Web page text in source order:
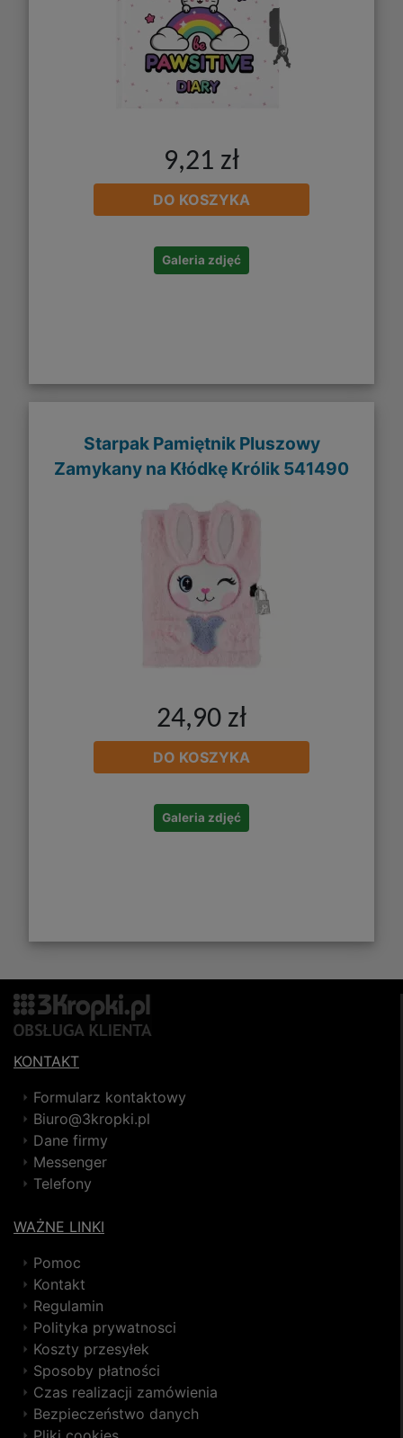
9,21 zł
DO KOSZYKA
Galeria zdjęć
Starpak Pamiętnik Pluszowy
Zamykany na Kłódkę Królik 541490
24,90 zł
DO KOSZYKA
Galeria zdjęć
KONTAKT
Formularz kontaktowy
Biuro@3kropki.pl
Dane firmy
Messenger
Telefony
WAŻNE LINKI
Pomoc
Kontakt
Regulamin
Polityka prywatnosci
Koszty przesyłek
Sposoby płatności
Czas realizacji zamówienia
Bezpieczeństwo danych